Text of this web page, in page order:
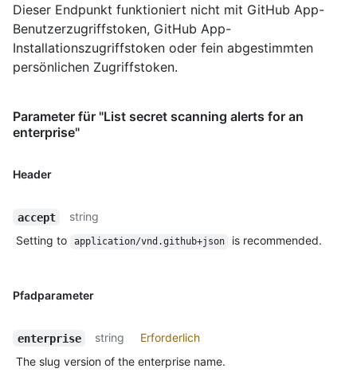
Dieser Endpunkt funktioniert nicht mit GitHub App-
Benutzerzugriffstoken, GitHub App-
Installationszugriffstoken oder fein abgestimmten
persönlichen Zugriffstoken.
Parameter für "List secret scanning alerts for an
enterprise"
Header
accept
string
Setting to
application/vnd.github+json is recommended.
Pfadparameter
enterprise string
Erforderlich
The slug version of the enterprise name.